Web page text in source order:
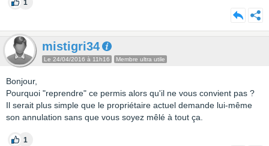
1
mistigri34
Le 24/04/2016 à 11h16 Membre ultra utile
Bonjour,
Pourquoi "reprendre" ce permis alors qu'il ne vous convient pas ?
Il serait plus simple que le propriétaire actuel demande lui-même
son annulation sans que vous soyez mêlé à tout ça.
1